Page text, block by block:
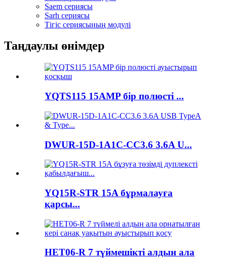
Saem сериясы
Sarh сериясы
Тігіс сериясының модулі
Таңдаулы өнімдер
YQTS115 15AMP бір полюсті ...
DWUR-15D-1A1C-CC3.6 3.6A U...
YQ15R-STR 15A бұрмалауға
қарсы...
HET06-R 7 түймешікті алдын ала